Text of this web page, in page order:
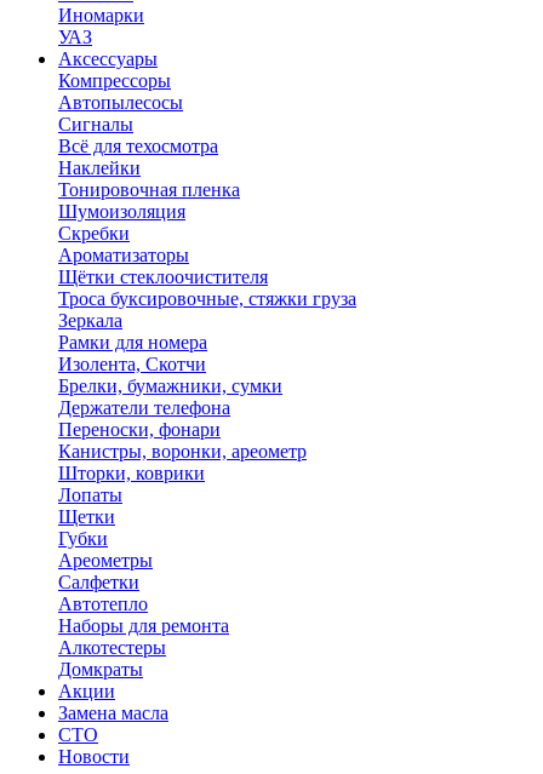
Иномарки
УАЗ
Аксесcуары
Компрессоры
Автопылесосы
Сигналы
Всё для техосмотра
Наклейки
Тонировочная пленка
Шумоизоляция
Скребки
Ароматизаторы
Щётки стеклоочистителя
Троса буксировочные, стяжки груза
Зеркала
Рамки для номера
Изолента, Скотчи
Брелки, бумажники, сумки
Держатели телефона
Переноски, фонари
Канистры, воронки, ареометр
Шторки, коврики
Лопаты
Щетки
Губки
Ареометры
Салфетки
Автотепло
Наборы для ремонта
Алкотестеры
Домкраты
Акции
Замена масла
СТО
Новости